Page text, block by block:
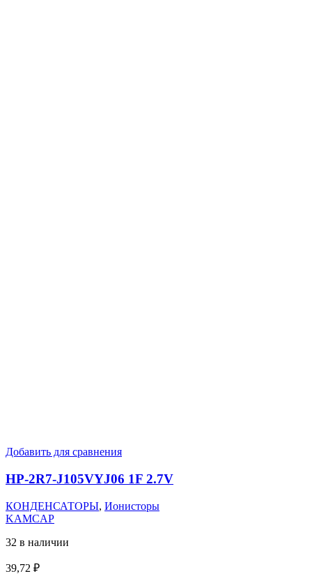
Добавить для сравнения
HP-2R7-J105VYJ06 1F 2.7V
КОНДЕНСАТОРЫ, Ионисторы
KAMCAP
32 в наличии
39,72 ₽